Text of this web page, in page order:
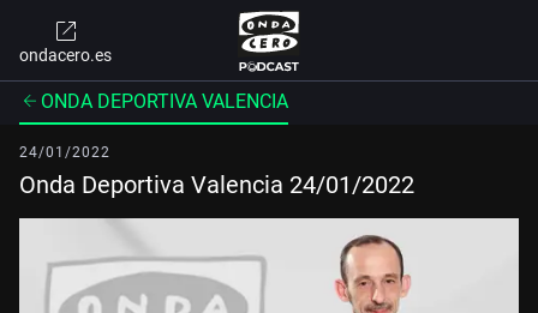
ondacero.es
ONDA DEPORTIVA VALENCIA
24/01/2022
Onda Deportiva Valencia 24/01/2022